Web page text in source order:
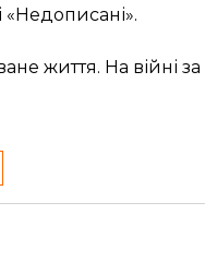
життя. На війні